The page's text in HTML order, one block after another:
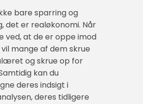
bare sparring og
det er realøkonomi. Når
ved, at de er oppe imod
mange af dem skrue
og skrue op for
kan du
deres indsigt i
deres tidligere